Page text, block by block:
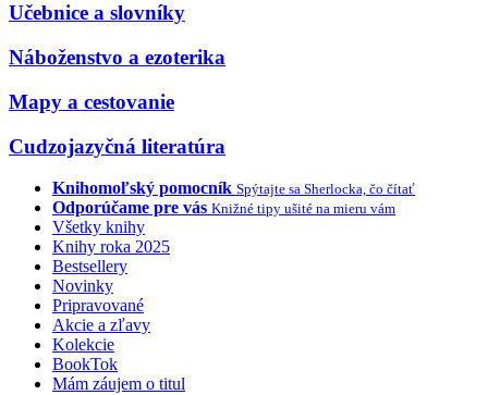
Učebnice a slovníky
Náboženstvo a ezoterika
Mapy a cestovanie
Cudzojazyčná literatúra
Knihomoľský pomocník Spýtajte sa Sherlocka, čo čítať
Odporúčame pre vás Knižné tipy ušité na mieru vám
Všetky knihy
Knihy roka 2025
Bestsellery
Novinky
Pripravované
Akcie a zľavy
Kolekcie
BookTok
Mám záujem o titul